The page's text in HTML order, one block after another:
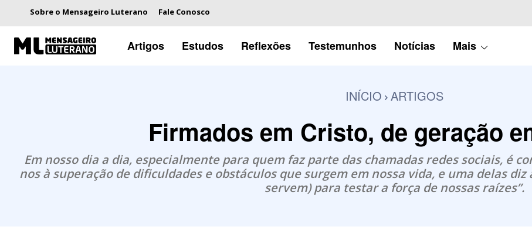
Sobre o Mensageiro Luterano Fale Conosco
Artigos Estudos Reflexões Testemunhos Notícias Mais
INÍCIO ARTIGOS
Firmados em Cristo, de geração
Em nosso dia a dia, especialmente para quem faz parte das chamadas redes sociais, é
nos à superação de dificuldades e obstáculos que surgem em nossa vida, e uma delas
servem) para testar a força de nossas raízes”.